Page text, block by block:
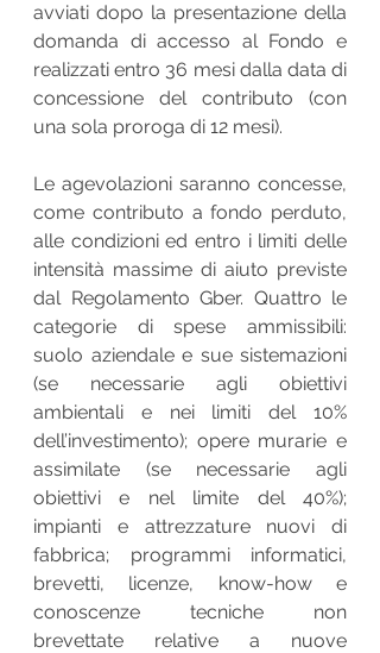
avviati dopo la presentazione della
domanda di accesso al Fondo e
realizzati entro 36 mesi dalla data di
concessione del contributo (con
una sola proroga di 12 mesi).
Le agevolazioni saranno concesse,
come contributo a fondo perduto,
alle condizioni ed entro i limiti delle
intensità massime di aiuto previste
dal Regolamento Gber. Quattro le
categorie di spese ammissibili:
suolo aziendale e sue sistemazioni
(se necessarie agli obiettivi
ambientali e nei limiti del 10%
dell’investimento); opere murarie e
assimilate (se necessarie agli
obiettivi e nel limite del 40%);
impianti e attrezzature nuovi di
fabbrica; programmi informatici,
brevetti, licenze, know-how e
conoscenze tecniche non
brevettate relative a nuove